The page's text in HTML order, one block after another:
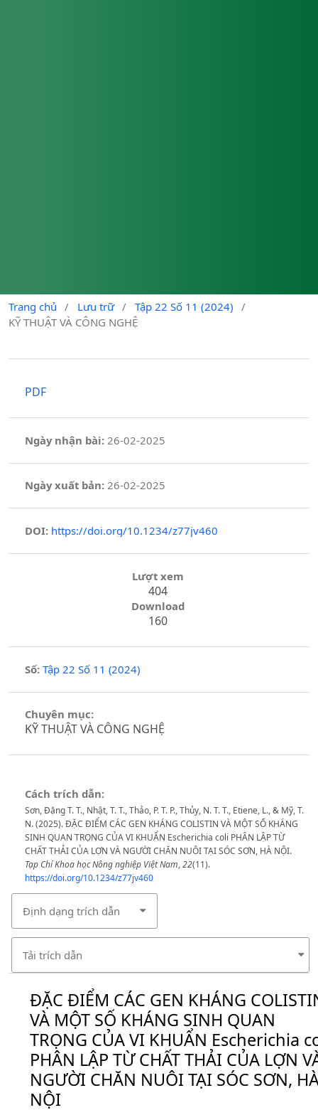
Trang chủ / Lưu trữ / Tập 22 Số 11 (2024)
/
KỸ THUẬT VÀ CÔNG NGHỆ
PDF
Ngày nhận bài: 26-02-2025
Ngày xuất bản: 26-02-2025
DOI: https://doi.org/10.1234/z77jv460
Lượt xem
404
Download
160
Số: Tập 22 Số 11 (2024)
Chuyên mục:
KỸ THUẬT VÀ CÔNG NGHỆ
Cách trích dẫn:
Sơn, Đặng T. T., Nhật, T. T., Thảo, P. T. P., Thủy, N. T. T., Etiene, L., & Mỹ, T.
N. (2025). ĐẶC ĐIỂM CÁC GEN KHÁNG COLISTIN VÀ MỘT SỐ KHÁNG
SINH QUAN TRỌNG CỦA VI KHUẨN Escherichia coli PHÂN LẬP TỪ
CHẤT THẢI CỦA LỢN VÀ NGƯỜI CHĂN NUÔI TẠI SÓC SƠN, HÀ NỘI.
Tạp Chí Khoa học Nông nghiệp Việt Nam,22(11).
https://doi.org/10.1234/z77jv460
Định dạng trích dẫn
Tải trích dẫn
ĐẶC ĐIỂM CÁC GEN KHÁNG
VÀ MỘT SỐ KHÁNG SINH QUAN
TRỌNG CỦA VI KHUẨN Escherichia
PHÂN LẬP TỪ CHẤT THẢI CỦA LỢN
NGƯỜI CHĂN NUÔI TẠI SÓC SƠN,
NỘI